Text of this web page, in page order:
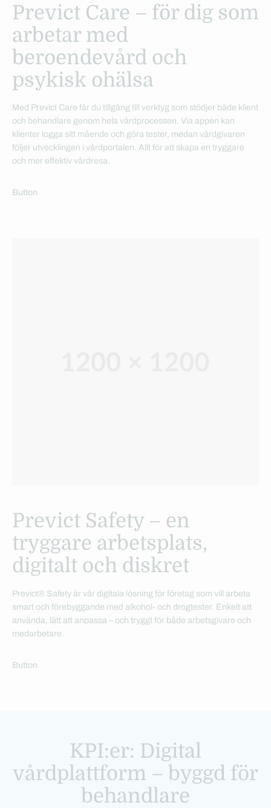
Previct Care – för dig som
arbetar med
beroendevård och
psykisk ohälsa
Med Previct Care får du tillgång till verktyg som stödjer både klient
och behandlare genom hela vårdprocessen. Via appen kan
klienter logga sitt mående och göra tester, medan vårdgivaren
följer utvecklingen i vårdportalen. Allt för att skapa en tryggare
och mer effektiv vårdresa.
Button
Previct Safety – en
tryggare arbetsplats,
digitalt och diskret
Previct® Safety är vår digitala lösning för företag som vill arbeta
smart och förebyggande med alkohol- och drogtester. Enkelt att
använda, lätt att anpassa – och tryggt för både arbetsgivare och
medarbetare.
Button
KPI:er: Digital
vårdplattform – byggd för
behandlare